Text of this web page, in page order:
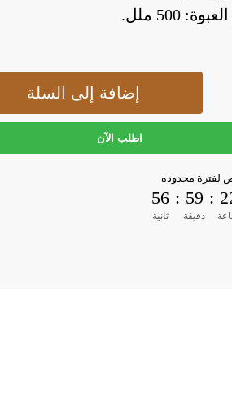
500 ملل.
إضافة إلى السلة
اطلب الآن
لفترة محدوده
:
59
دقيقة
:
55
ثانية